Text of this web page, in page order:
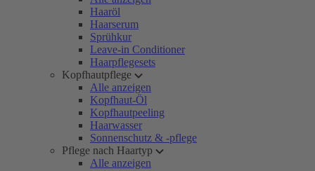
Haaröl
Haarserum
Sprühkur
Leave-in Conditioner
Haarpflegesets
Kopfhautpflege
Alle anzeigen
Kopfhaut-Öl
Kopfhautpeeling
Haarwasser
Sonnenschutz & -pflege
Pflege nach Haartyp
Alle anzeigen